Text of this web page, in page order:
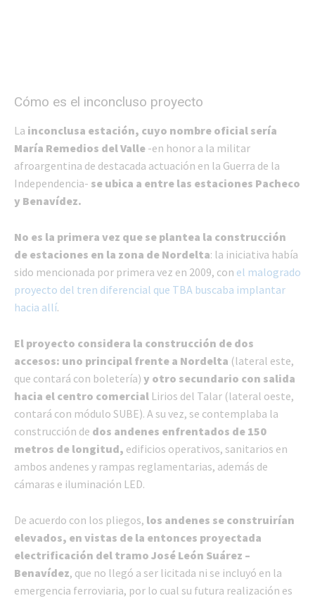
Cómo es el inconcluso proyecto
La inconclusa estación, cuyo nombre oficial sería
María Remedios del Valle -en honor a la militar
afroargentina de destacada actuación en la Guerra de la
Independencia- se ubica a entre las estaciones Pacheco
y Benavídez.
No es la primera vez que se plantea la construcción
de estaciones en la zona de Nordelta: la iniciativa había
sido mencionada por primera vez en 2009, con el malogrado
proyecto del tren diferencial que TBA buscaba implantar
hacia allí.
El proyecto considera la construcción de dos
accesos: uno principal frente a Nordelta (lateral este,
que contará con boletería) y otro secundario con salida
hacia el centro comercial Lirios del Talar (lateral oeste,
contará con módulo SUBE). A su vez, se contemplaba la
construcción de dos andenes enfrentados de 150
metros de longitud, edificios operativos, sanitarios en
ambos andenes y rampas reglamentarias, además de
cámaras e iluminación LED.
De acuerdo con los pliegos, los andenes se construirían
elevados, en vistas de la entonces proyectada
electrificación del tramo José León Suárez –
Benavídez, que no llegó a ser licitada ni se incluyó en la
emergencia ferroviaria, por lo cual su futura realización es